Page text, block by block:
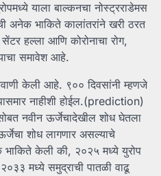
याला बाल्कनचा नोस्ट्रराडेमस
अनेक भाकिते कालांतरांने खरी ठरत
हल्ला आणि कोरोनाचा रोग,
समावेश आहे.
केली आहे. ९०० दिवसांनी म्हणजे
नाहीशी होईल.(prediction)
नवीन ऊर्जेचादेखील शोध घेतला
शोध लागणार असल्याचे
भाकिते केली की, २०२५ मध्ये युरोप
मध्ये समुद्राची पातळी वाढू